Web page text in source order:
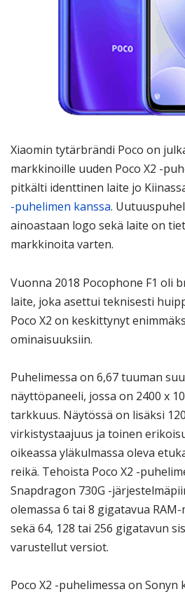
Xiaomin tytärbrändi Poco on
markkinoille uuden Poco X2 -
pitkälti identtinen laite jo
-puhelimen kanssa.
ainoastaan logo sekä laite on
markkinoita varten.
Vuonna 2018 Pocophone F1 oli
laite, joka asettui teknisesti
Poco X2 on keskittynyt
ominaisuuksiin.
Puhelimessa on 6,67 tuuman
näyttöpaneeli, jossa on 2400 x
tarkkuus. Näytössä on lisäksi
virkistystaajuus ja toinen
oikeassa yläkulmassa oleva
reikä. Tehoista Poco X2 -
Snapdragon 730G -
olemassa 6 tai 8 gigatavua
sekä 64, 128 tai 256 gigatavun
varustellut versiot.
Poco X2 -puhelimessa on Sonyn